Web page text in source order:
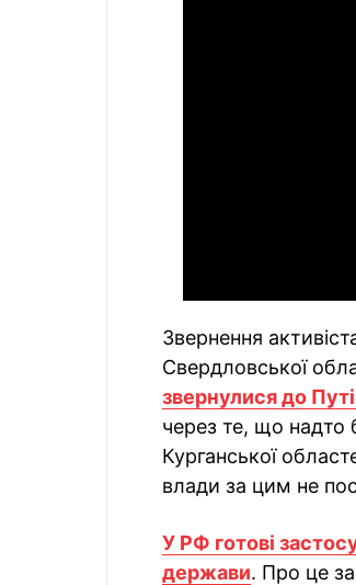
Звернення
Свердловської
звернулися до
через те, що надто
Курганської
влади за цим не
У РФ готові
держави. Про це